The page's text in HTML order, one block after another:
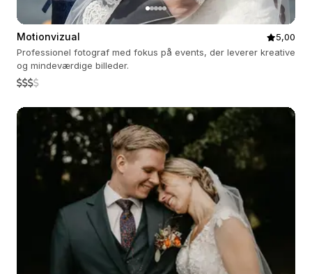
Motionvizual
5,00
Professionel fotograf med fokus på events, der leverer kreative
og mindeværdige billeder.